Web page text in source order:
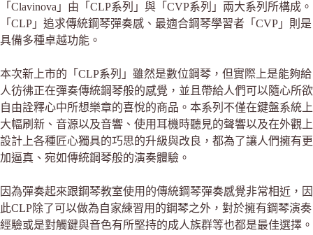
「Clavinova」由「CLP系列」與「CVP系列」兩大系列所構成。
「CLP」追求傳統鋼琴彈奏感、最適合鋼琴學習者「CVP」則是
具備多種卓越功能。
本次新上市的「CLP系列」雖然是數位鋼琴，但實際上是能夠給
人彷彿正在彈奏傳統鋼琴般的感覺，並且帶給人們可以隨心所欲
自由詮釋心中所想樂章的喜悅的商品。本系列不僅在鍵盤系統上
大幅刷新、音源以及音響、使用耳機時聽見的聲響以及在外觀上
設計上各種匠心獨具的巧思的升級與改良，都為了讓人們擁有更
加逼真、宛如傳統鋼琴般的演奏體驗。
因為彈奏起來跟鋼琴教室使用的傳統鋼琴彈奏感覺非常相近，因
此CLP除了可以做為自家練習用的鋼琴之外，對於擁有鋼琴演奏
經驗或是對觸鍵與音色有所堅持的成人族群等也都是最佳選擇。